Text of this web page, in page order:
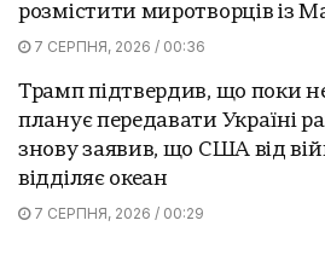
розмістити миротворців із
7 СЕРПНЯ, 2026 / 00:36
Трамп підтвердив, що поки
планує передавати Україні
знову заявив, що США від
відділяє океан
7 СЕРПНЯ, 2026 / 00:29